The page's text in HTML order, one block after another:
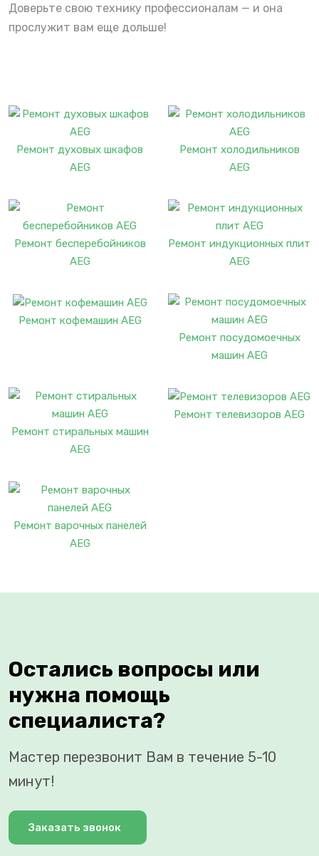
Доверьте свою технику профессионалам — и она
прослужит вам еще дольше!
Ремонт духовых шкафов
AEG
Ремонт холодильников
AEG
Ремонт бесперебойников
AEG
Ремонт индукционных плит
AEG
Ремонт кофемашин AEG
Ремонт посудомоечных
машин AEG
Ремонт стиральных машин
AEG
Ремонт телевизоров AEG
Ремонт варочных панелей
AEG
Остались вопросы или
нужна помощь
специалиста?
Мастер перезвонит Вам в течение 5-10
минут!
Заказать звонок